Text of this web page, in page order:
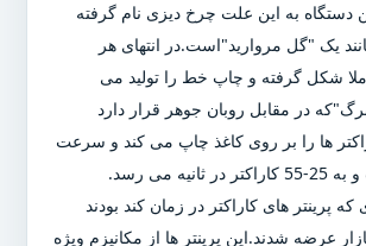
دستگاه به این علت چرخ دیزی نام گرفته
یک "گل مروارید"است.در انتهای هر
شکل گرفته و چاپ خط را تولید می
در مقابل روبان جوهر قرار دارد
ها را بر روی کاغذ چاپ می کند و سرعت
می رسد.
پرینتر های کاراکتر در زمان کند بودند
عرضه شدند.این پرینتر ها از مکانیزم ویژه